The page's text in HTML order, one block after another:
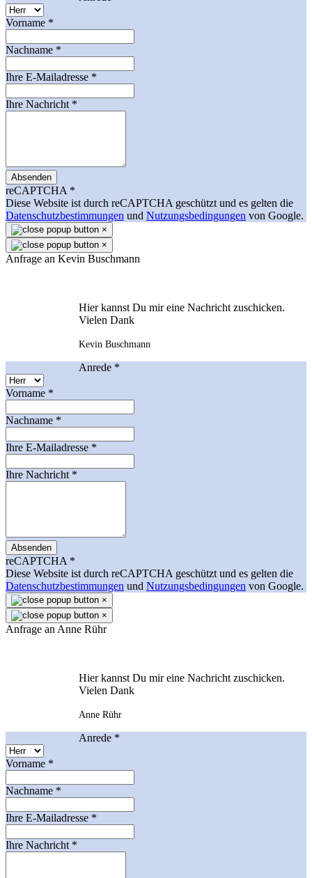
Vorname *
Nachname *
Ihre E-Mailadresse *
Ihre Nachricht *
Absenden
reCAPTCHA *
Diese Website ist durch reCAPTCHA geschützt und es gelten die
Datenschutzbestimmungen und Nutzungsbedingungen von Google.
×
×
Anfrage an Kevin Buschmann
Hier kannst Du mir eine Nachricht zuschicken.
Vielen Dank
Kevin Buschmann
Anrede *
Vorname *
Nachname *
Ihre E-Mailadresse *
Ihre Nachricht *
Absenden
reCAPTCHA *
Diese Website ist durch reCAPTCHA geschützt und es gelten die
Datenschutzbestimmungen und Nutzungsbedingungen von Google.
×
×
Anfrage an Anne Rühr
Hier kannst Du mir eine Nachricht zuschicken.
Vielen Dank
Anne Rühr
Anrede *
Vorname *
Nachname *
Ihre E-Mailadresse *
Ihre Nachricht *